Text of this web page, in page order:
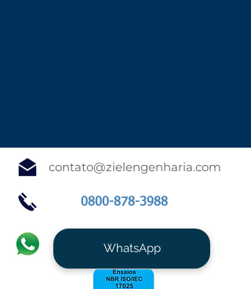
contato@zielengenharia.com
0800-878-3988
WhatsApp